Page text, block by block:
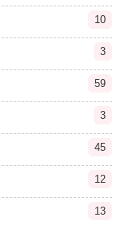
10
3
59
3
45
12
13